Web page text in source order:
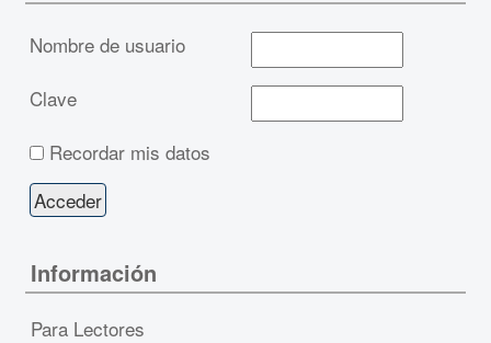
Nombre de usuario
Clave
Recordar mis datos
Información
Para Lectores